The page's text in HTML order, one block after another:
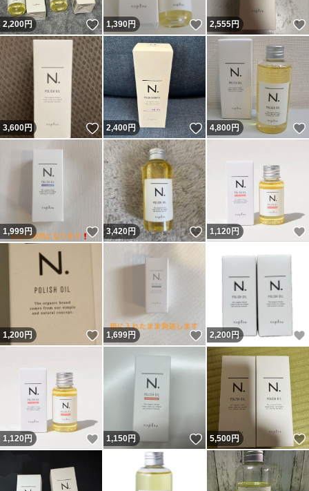
2,200円 いいね！
1,390円 いいね！
2,555円
3,600円 いいね！
2,400円 いいね！
4,800円
1,999円 いいね！
3,420円 いいね！
1,120 円
1,200円 いいね！
1,699円 いいね！
2,200円
1,120 円 いいね！
1,150円 いいね！
5,500円